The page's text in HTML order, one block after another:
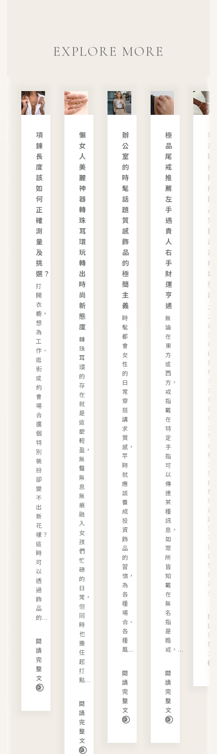
EXPLORE MORE
項
鍊
長
度
該
如
何
正
確
測
量
及
挑
選？
打
開
衣
櫥，
想
為
工
作、
逛
街
或
約
會
場
合
選
個
特
別
裝
扮
卻
變
不
出
新
花
樣？
這
時
可
以
透
過
飾
品
的...
閱
讀
完
整
文
章
懶
女
人
美
麗
神
器
轉
珠
耳
環
玩
轉
出
時
尚
新
態
度
轉
珠
耳
環
的
存
在
就
是
這
麼
輕
盈，
無
聲
無
息
無
痕
融
入
女
孩
們
忙
碌
的
日
常，
但
同
時
也
擔
任
起
打
點...
閱
讀
完
整
文
章
辦
公
室
的
時
髦
話
題
質
感
飾
品
的
極
簡
主
義
時
髦
都
會
女
性
的
日
常
穿
搭
講
求
質
感，
平
時
就
應
該
養
成
投
資
飾
品
的
習
慣，
為
各
種
場
合、
各
種
風...
閱
讀
完
整
文
章
極
品
尾
戒
推
薦
左
手
遇
貴
人
右
手
財
運
亨
通
無
論
在
東
方
或
西
方，
戒
指
戴
在
特
定
手
指
可
以
傳
達
某
種
訊
息，
如
眾
所
皆
知
戴
在
無
名
指
是
婚
戒，...
閱
讀
完
整
文
章
利
用
歐
美
簡
約
飾
穿
戴
出
高
級
鬆
弛
23
最
流
行
的
風
格
肯
定
就
是
各
大
平
台
都
火
熱
的
鬆
弛
感
講
究
不
過
度
恰
如
其
分
閱
讀
完
整
文
章